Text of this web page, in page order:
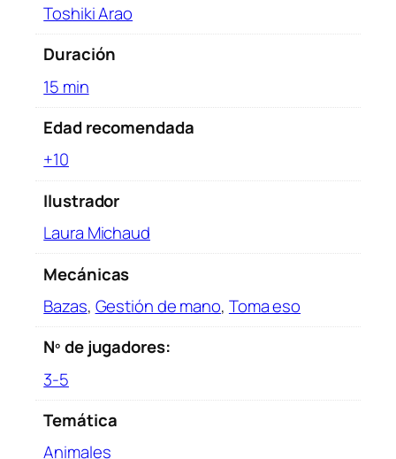
Toshiki Arao
Duración
15 min
Edad recomendada
+10
Ilustrador
Laura Michaud
Mecánicas
Bazas, Gestión de mano, Toma eso
Nº de jugadores:
3-5
Temática
Animales